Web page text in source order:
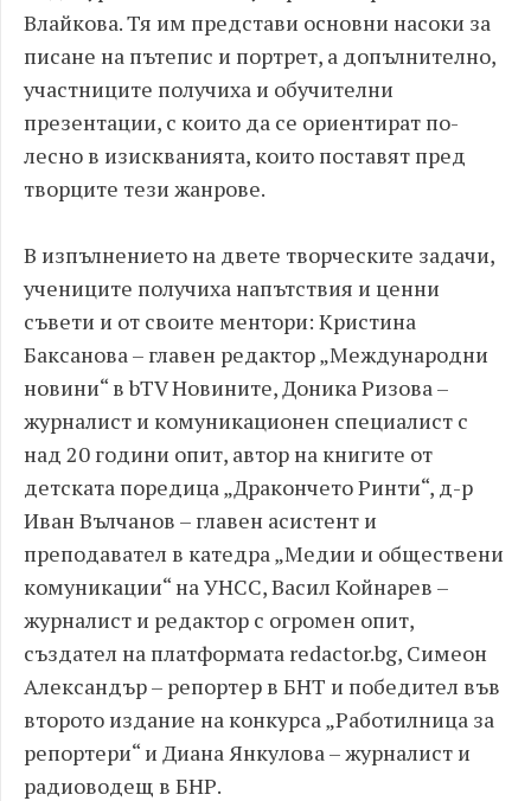
Влайкова. Тя им представи основни насоки за
писане на пътепис и портрет, а допълнително,
участниците получиха и обучителни
презентации, с които да се ориентират по-
лесно в изискванията, които поставят пред
творците тези жанрове.
В изпълнението на двете творческите задачи,
учениците получиха напътствия и ценни
съвети и от своите ментори: Кристина
Баксанова – главен редактор „Международни
новини“ в bTV Новините, Доника Ризова –
журналист и комуникационен специалист с
над 20 години опит, автор на книгите от
детската поредица „Дракончето Ринти“, д-р
Иван Вълчанов – главен асистент и
преподавател в катедра „Медии и обществени
комуникации“ на УНСС, Васил Койнарев –
журналист и редактор с огромен опит,
създател на платформата redactor.bg, Симеон
Александър – репортер в БНТ и победител във
второто издание на конкурса „Работилница за
репортери“ и Диана Янкулова – журналист и
радиоводещ в БНР.